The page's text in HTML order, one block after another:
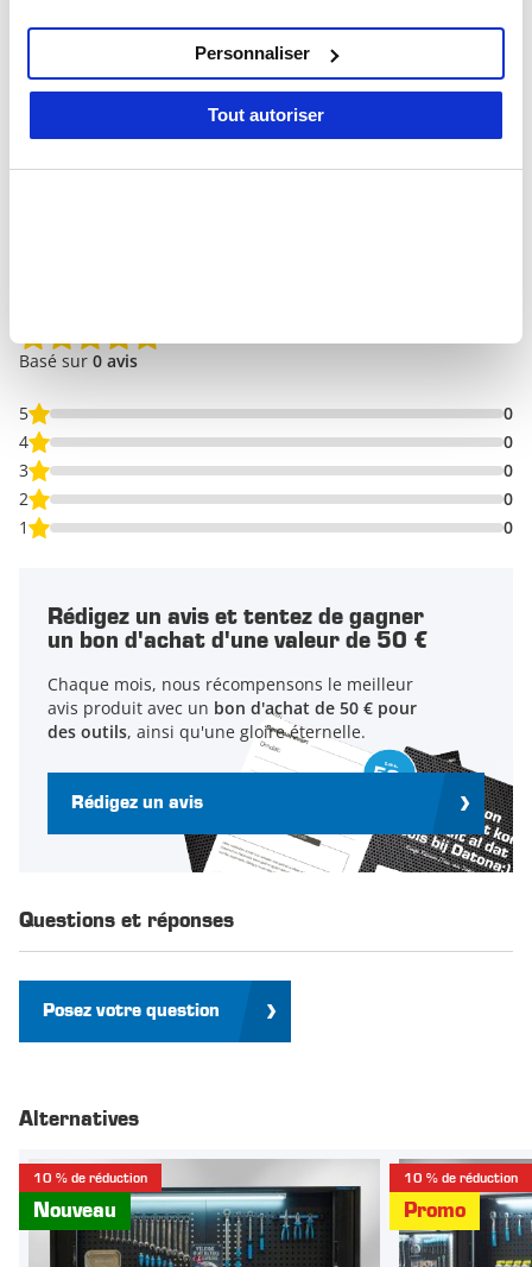
Tout autoriser
Personnaliser
Basé sur 0 avis
5
0
4
0
3
0
2
0
1
0
Rédigez un avis et tentez de gagner
un bon d'achat d'une valeur de 50 €
Chaque mois, nous récompensons le meilleur
avis produit avec un bon d'achat de 50 € pour
des outils, ainsi qu'une gloire éternelle.
Rédigez un avis
Questions et réponses
Posez votre question
Alternatives
10 % de réduction
Nouveau
10 % de réduction
Promo